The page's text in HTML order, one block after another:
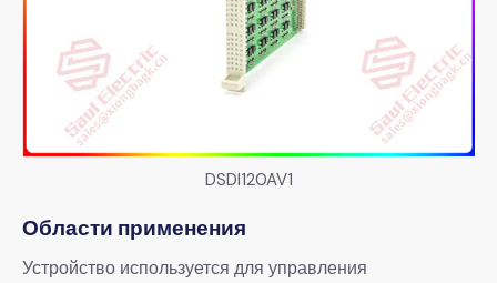
DSDI120AV1
Области применения​
Устройство используется для управления